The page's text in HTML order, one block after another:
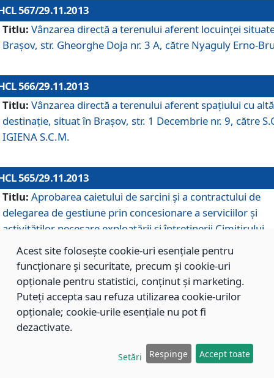
567/29.11.2013
Titlu: Vânzarea directă a terenului aferent locuinţei
Braşov, str. Gheorghe Doja nr. 3 A, către Nyaguly Erno-
566/29.11.2013
Titlu: Vânzarea directă a terenului aferent spaţiului cu altă
destinaţie, situat în Braşov, str. 1 Decembrie nr. 9, către
IGIENA S.C.M.
565/29.11.2013
Titlu: Aprobarea caietului de sarcini şi a contractului de
delegarea de gestiune prin concesionare a serviciilor şi
activităţilor necesare exploatării şi întreţinerii Cimitirului
Municipal Braşov situat în str. Dimitrie Anghel nr. 19.
564/29.11.2013
Titlu: Completarea şi modificarea H.C.L. nr. 446/2013,
care s-a aprobat studiul de fundamentare pentru
Acest site folosește cookie-uri esențiale pentru
funcționare și securitate, precum și cookie-uri
opționale pentru statistici, conținut și marketing.
Puteți accepta sau refuza utilizarea cookie-urilor
opționale; cookie-urile esențiale nu pot fi
dezactivate.
Setări Respinge Accept toate